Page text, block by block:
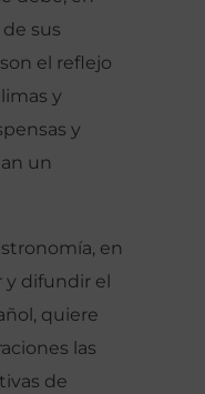
sus
el reflejo
y
y
un
en
difundir el
quiere
las
de